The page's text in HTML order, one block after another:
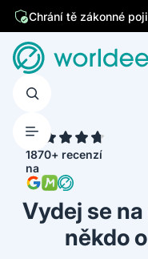
Chrání tě zákonné
1870+ recenzí
na
Vydej se
někdo